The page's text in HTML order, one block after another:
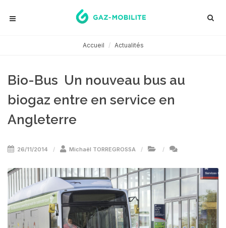
Accueil Actualités
Bio-Bus  Un nouveau bus au
biogaz entre en service en
Angleterre
26/11/2014 Michaël TORREGROSSA